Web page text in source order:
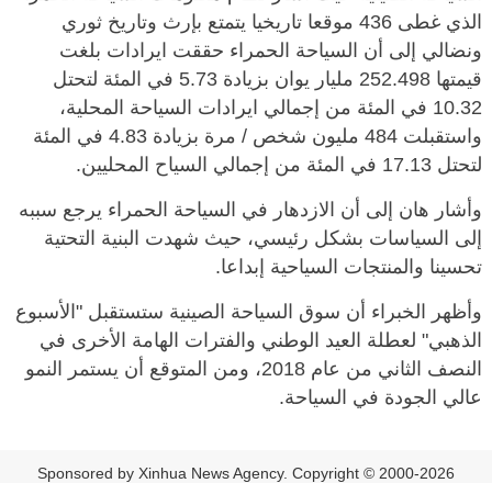
الذي غطى 436 موقعا تاريخيا يتمتع بإرث وتاريخ ثوري
ونضالي إلى أن السياحة الحمراء حققت ايرادات بلغت
قيمتها 252.498 مليار يوان بزيادة 5.73 في المئة لتحتل
10.32 في المئة من إجمالي ايرادات السياحة المحلية،
واستقبلت 484 مليون شخص / مرة بزيادة 4.83 في المئة
لتحتل 17.13 في المئة من إجمالي السياح المحليين.
وأشار هان إلى أن الازدهار في السياحة الحمراء يرجع سببه
إلى السياسات بشكل رئيسي، حيث شهدت البنية التحتية
تحسينا والمنتجات السياحية إبداعا.
وأظهر الخبراء أن سوق السياحة الصينية ستستقبل "الأسبوع
الذهبي" لعطلة العيد الوطني والفترات الهامة الأخرى في
النصف الثاني من عام 2018، ومن المتوقع أن يستمر النمو
عالي الجودة في السياحة.
Sponsored by Xinhua News Agency. Copyright © 2000-2026